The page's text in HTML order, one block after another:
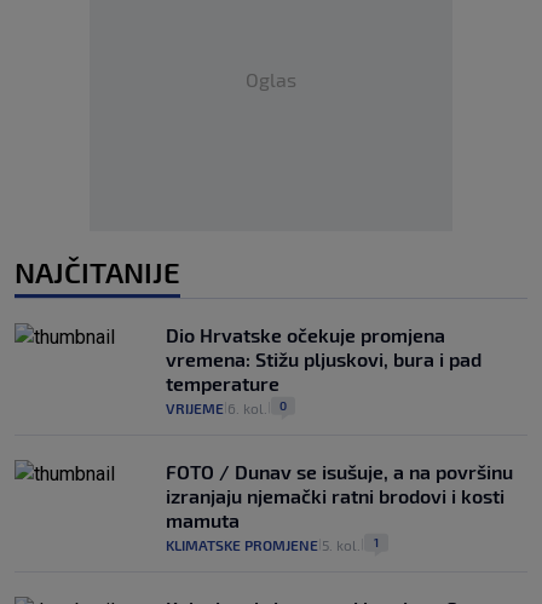
Oglas
NAJČITANIJE
Dio Hrvatske očekuje promjena
vremena: Stižu pljuskovi, bura i pad
temperature
VRIJEME 6. kol. 0
FOTO / Dunav se isušuje, a na površinu
izranjaju njemački ratni brodovi i kosti
mamuta
KLIMATSKE PROMJENE 5. kol. 1